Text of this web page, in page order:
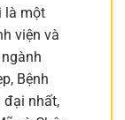
là một
viện và
Bệnh
đại nhất,